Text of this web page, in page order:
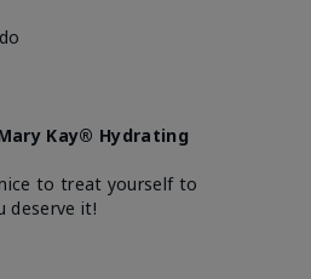
Kay® Hydrating
to treat yourself to
deserve it!